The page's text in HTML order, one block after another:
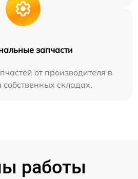
запчасти
от производителя в
складах.
работы